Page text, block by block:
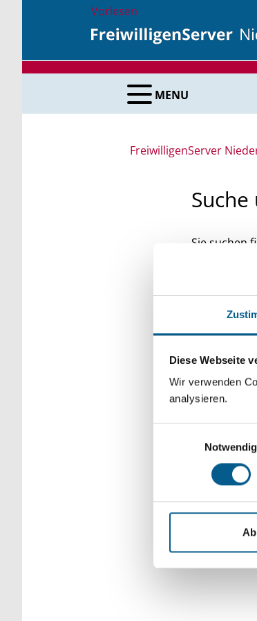
Diese Webseite
Wir verwenden
analysieren.
Notwendig
Vorlesen
MENU
FreiwilligenServer
Sie suchen
unsere
Bitte
verfeinert